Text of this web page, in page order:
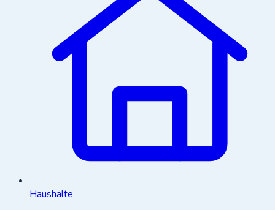
Haushalte